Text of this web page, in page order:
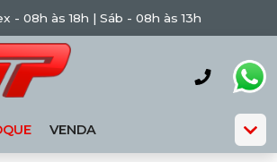
- 08h às 18h | Sáb - 08h às 13h
VENDA